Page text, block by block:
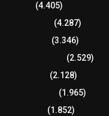
(4.405)
(4.287)
(3.346)
(2.529)
(2.128)
(1.965)
(1.852)